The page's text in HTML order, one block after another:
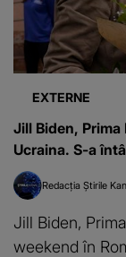
EXTERNE
Jill Biden, Prima
Ucraina. S-a
Redacția Știrile
Jill Biden,
weekend în